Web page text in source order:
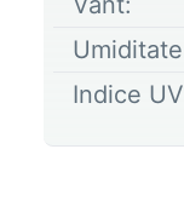
Umiditate
Indice UV